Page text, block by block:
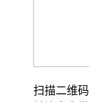
扫描二维码